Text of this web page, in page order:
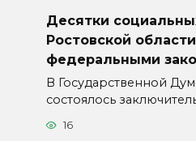
Десятки
Ростовской
федеральными
В Государственной
состоялось
16